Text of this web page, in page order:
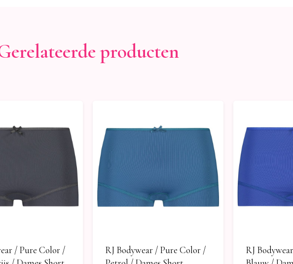
producten
/ Pure Color /
RJ Bodywear / Pure Color /
RJ